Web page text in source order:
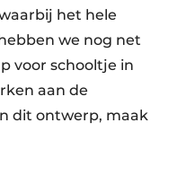
het hele
we nog net
voor schooltje in
aan de
dit ontwerp, maak